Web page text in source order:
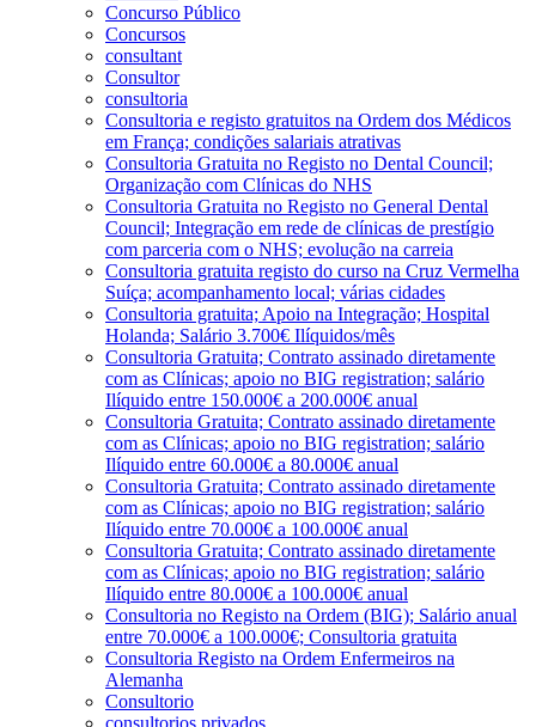
Concurso Público
Concursos
consultant
Consultor
consultoria
Consultoria e registo gratuitos na Ordem dos Médicos
em França; condições salariais atrativas
Consultoria Gratuita no Registo no Dental Council;
Organização com Clínicas do NHS
Consultoria Gratuita no Registo no General Dental
Council; Integração em rede de clínicas de prestígio
com parceria com o NHS; evolução na carreia
Consultoria gratuita registo do curso na Cruz Vermelha
Suíça; acompanhamento local; várias cidades
Consultoria gratuita; Apoio na Integração; Hospital
Holanda; Salário 3.700€ Ilíquidos/mês
Consultoria Gratuita; Contrato assinado diretamente
com as Clínicas; apoio no BIG registration; salário
Ilíquido entre 150.000€ a 200.000€ anual
Consultoria Gratuita; Contrato assinado diretamente
com as Clínicas; apoio no BIG registration; salário
Ilíquido entre 60.000€ a 80.000€ anual
Consultoria Gratuita; Contrato assinado diretamente
com as Clínicas; apoio no BIG registration; salário
Ilíquido entre 70.000€ a 100.000€ anual
Consultoria Gratuita; Contrato assinado diretamente
com as Clínicas; apoio no BIG registration; salário
Ilíquido entre 80.000€ a 100.000€ anual
Consultoria no Registo na Ordem (BIG); Salário anual
entre 70.000€ a 100.000€; Consultoria gratuita
Consultoria Registo na Ordem Enfermeiros na
Alemanha
Consultorio
consultorios privados